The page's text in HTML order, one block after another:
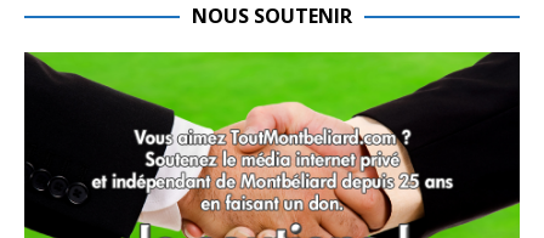
NOUS SOUTENIR